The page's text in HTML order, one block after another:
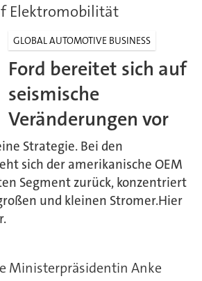
Elektromobilität
GLOBAL AUTOMOTIVE BUSINESS
Ford bereitet sich auf
seismische
Veränderungen vor
Strategie. Bei den
sich der amerikanische OEM
Segment zurück, konzentriert
und kleinen Stromer.Hier
Ministerpräsidentin Anke